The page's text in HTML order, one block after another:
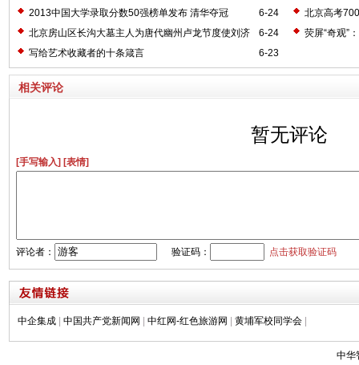
6-24
2013中国大学录取分数50强榜单发布 清华夺冠
北京高考
6-24
北京房山区长沟大墓主人为唐代幽州卢龙节度使刘济
荧屏“奇观”
6-23
写给艺术收藏者的十条箴言
相关评论
暂无评论
[手写输入] [表情]
评论者： 验证码： 点击获取验证码
中企集成 中国共产党新闻网 中红网-红色旅游网 黄埔军校同学会
中华